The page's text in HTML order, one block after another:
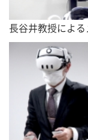
長谷井教授によ